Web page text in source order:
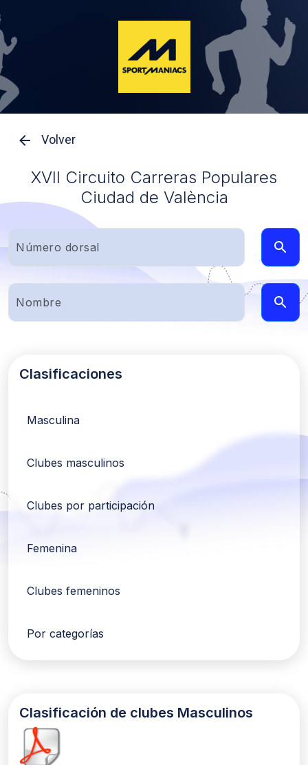
Volver
XVII Circuito Carreras Populares
Ciudad de València
Clasificaciones
Masculina
Clubes masculinos
Clubes por participación
Femenina
Clubes femeninos
Por categorías
Clasificación de clubes Masculinos